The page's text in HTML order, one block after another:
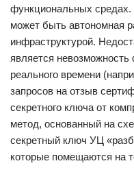
функциональных
может быть автономная
инфраструктурой.
является
реального времени
запросов на отзыв
секретного ключа от
метод, основанный на
секретный ключ УЦ
которые помещаются на